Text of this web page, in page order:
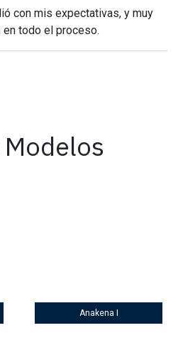
con mis expectativas, y muy
todo el proceso.
Anakena I